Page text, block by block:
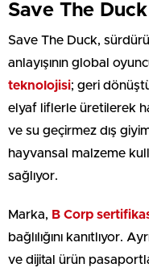
Save The
Save The Duck,
anlayışının global
teknolojisi; geri
elyaf liflerle üretilerek
ve su geçirmez dış
hayvansal malzeme
sağlıyor.
Marka, B Corp
bağlılığını kanıtlıyor.
ve dijital ürün